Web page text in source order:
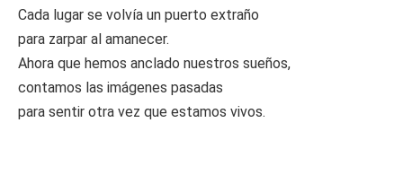
Cada lugar se volvía un puerto extraño
para zarpar al amanecer.
Ahora que hemos anclado nuestros sueños,
contamos las imágenes pasadas
para sentir otra vez que estamos vivos.